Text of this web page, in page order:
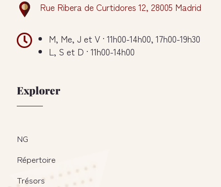
Rue Ribera de Curtidores 12, 28005 Madrid

M, Me, J et V · 11h00-14h00, 17h00-19h30
L, S et D · 11h00-14h00
Explorer
NG
Répertoire
Trésors